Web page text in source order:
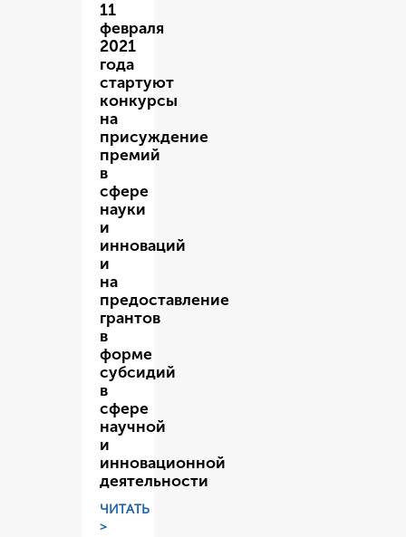
11
февраля
2021
года
стартуют
конкурсы
на
присуждение
премий
в
сфере
науки
и
инноваций
и
на
предоставление
грантов
в
форме
субсидий
в
сфере
научной
и
инновационной
деятельности
ЧИТАТЬ
>